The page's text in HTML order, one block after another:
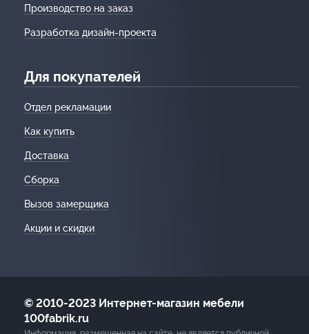
Производство на заказ
Разработка дизайн-проекта
Для покупателей
Отдел рекламации
Как купить
Доставка
Сборка
Вызов замерщика
Акции и скидки
© 2010-2023 Интернет-магазин мебели
100fabrik.ru